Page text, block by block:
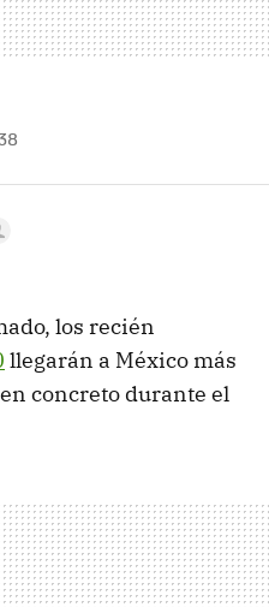
los recién
llegarán a México más
concreto durante el